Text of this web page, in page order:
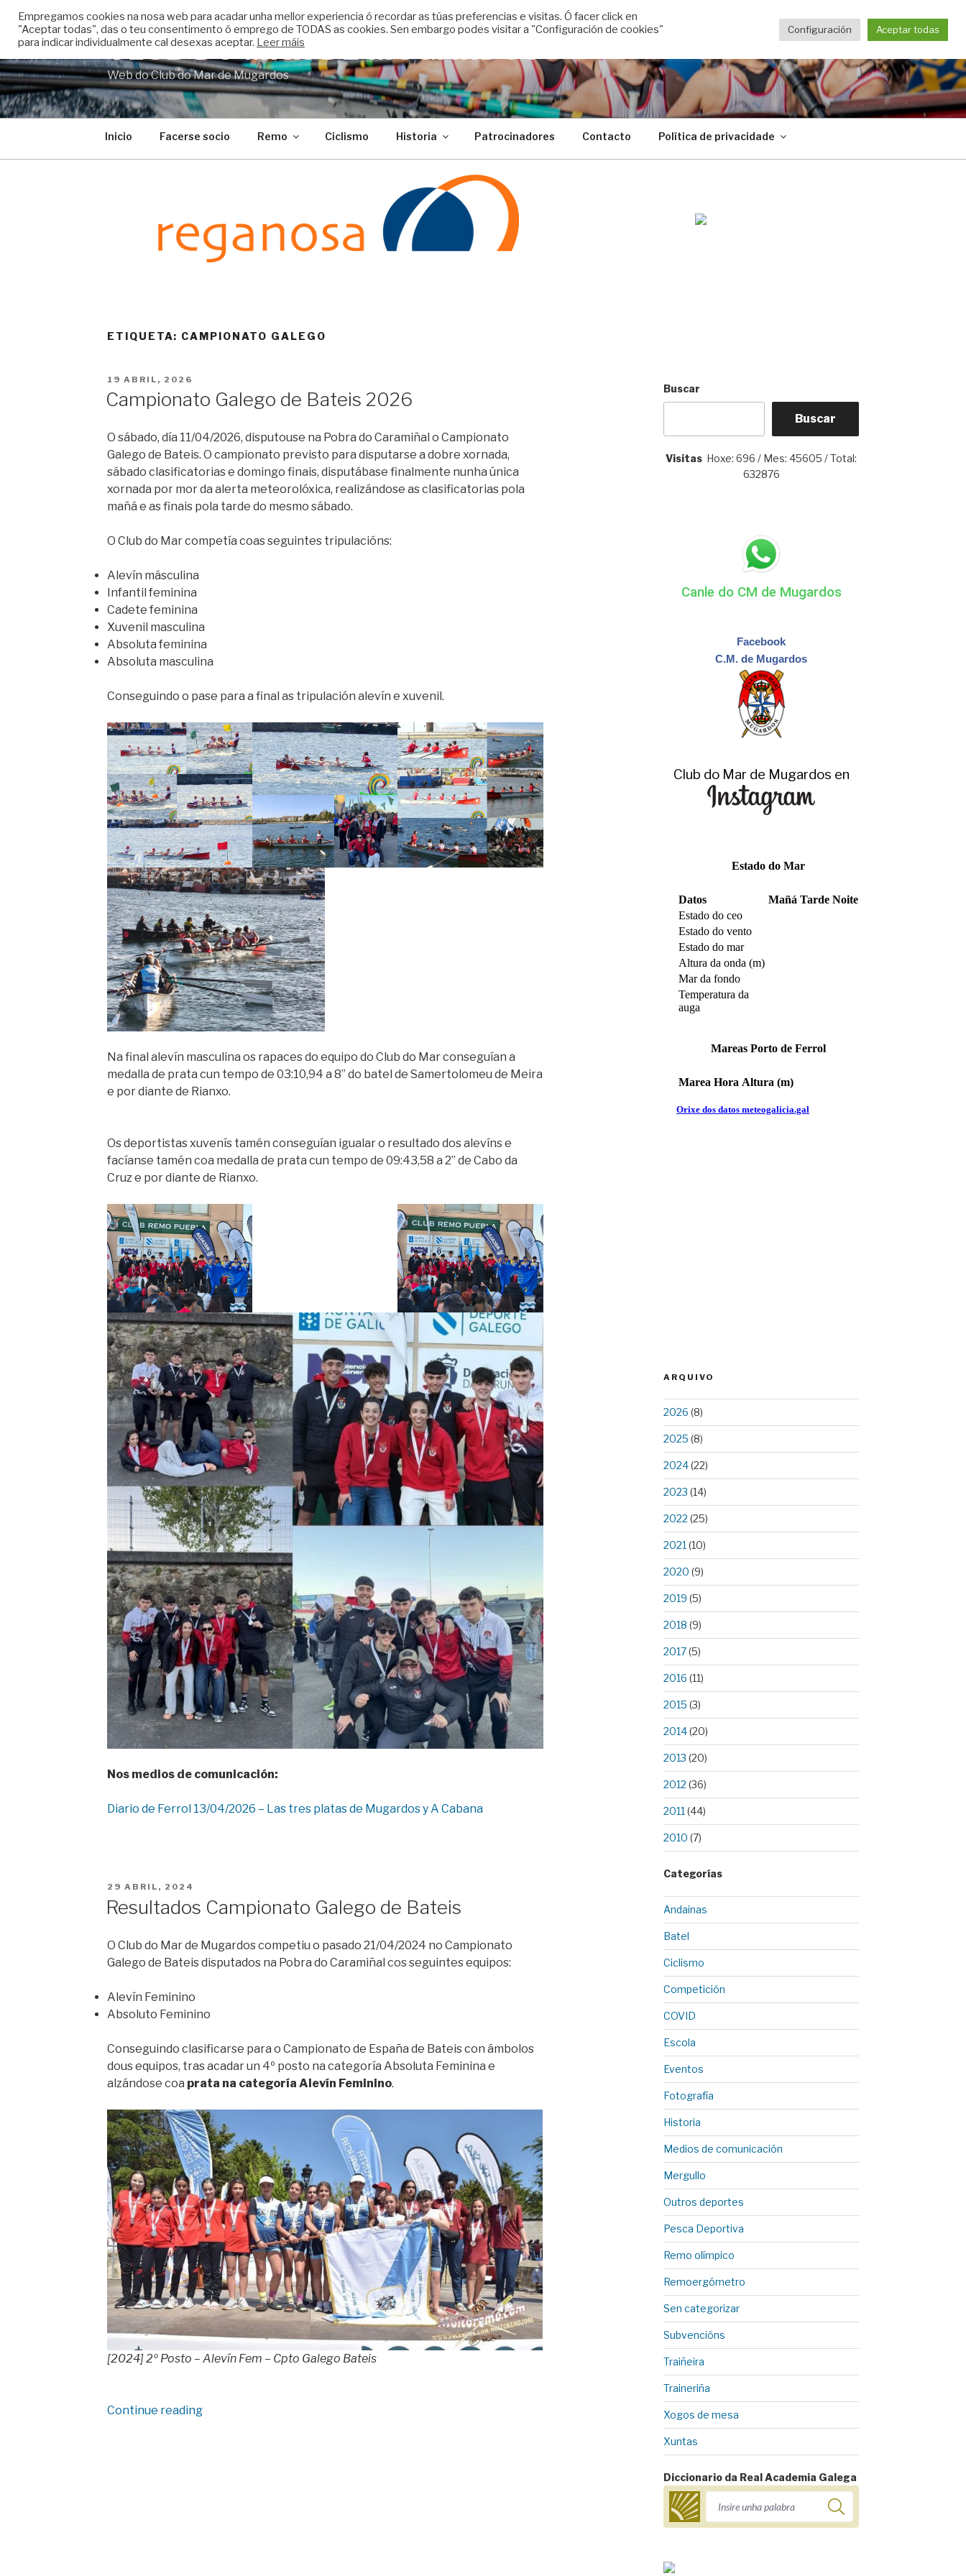
content
CLUB DO MAR DE MUGARDOS
Web do Club do Mar de Mugardos
Historia Patrocinadores
ETIQUETA: CAMPIONATO GALEGO
POSTED
19 ABRIL, 2026
Campionato Galego de Bateis 2026
O sábado, día 11/04/2026, disputouse na Pobra do Caramiñal o Campionato
Galego de Bateis. O campionato previsto para disputarse a dobre xornada,
sábado clasificatorias e domingo finais, disputábase finalmente nunha única
xornada por mor da alerta meteorolóxica, realizándose as clasificatorias pola
mañá e as finais pola tarde do mesmo sábado.
O Club do Mar competía coas seguintes tripulacións:
Alevín másculina
Infantil feminina
Cadete feminina
Xuvenil masculina
Absoluta feminina
Absoluta masculina
Conseguindo o pase para a final as tripulación alevín e xuvenil.
Na final alevín masculina os rapaces do equipo do Club do Mar conseguían a
medalla de prata cun tempo de 03:10,94 a 8” do batel de Samertolomeu de Meira
e por diante de Rianxo.
Os deportistas xuvenís tamén conseguían igualar o resultado dos alevíns e
facíanse tamén coa medalla de prata cun tempo de 09:43,58 a 2” de Cabo da
Cruz e por diante de Rianxo.
Nos medios de comunicación:
Diario de Ferrol 13/04/2026 – Las tres platas de Mugardos y A Cabana
POSTED
29 ABRIL, 2024
Resultados Campionato Galego de Bateis
O Club do Mar de Mugardos competiu o pasado 21/04/2024 no Campionato
Galego de Bateis disputados na Pobra do Caramiñal cos seguintes equipos:
Alevín Feminino
Absoluto Feminino
Conseguindo clasificarse para o Campionato de España de Bateis con ámbolos
dous equipos, tras acadar un 4º posto na categoría Absoluta Feminina e
alzándose coa prata na categoría Alevín Feminino.
[2024] 2º Posto – Alevín Fem – Cpto Galego Bateis
Continue reading“Resultados
Buscar
Buscar
Visitas Hoxe: 696 / Mes: 45605 / Total:
632876
Canle do CM de Mugardos
Facebook
C.M. de Mugardos
Club do Mar de Mugardos en
ARQUIVO
2026 (8)
2025 (8)
2024(22)
2023 (14)
2022 (25)
2021(10)
2020 (9)
2019 (5)
2018 (9)
2017(5)
2016 (11)
2015 (3)
2014(20)
2013 (20)
2012 (36)
2011(44)
2010 (7)
Categorías
Andainas
Batel
Ciclismo
Competición
COVID
Escola
Eventos
Fotografía
Historia
Medios de comunicación
Mergullo
Outros deportes
Pesca Deportiva
Remo olímpico
Remoergómetro
Sen categorizar
Subvencións
Traiñeira
Traineriña
Xogos de mesa
Xuntas
Diccionario da Real Academia Galega
Empregamos cookies na nosa web para acadar unha mellor experiencia ó recordar as túas preferencias e visitas. Ó facer click en
"Aceptar todas", das o teu consentimento ó emprego de TODAS as cookies. Sen embargo podes visitar a "Configuración de cookies"
para indicar individualmente cal desexas aceptar. Leer máis
Configuración Aceptar todas